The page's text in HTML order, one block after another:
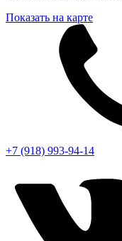
Показать на карте
+7 (918) 993-94-14